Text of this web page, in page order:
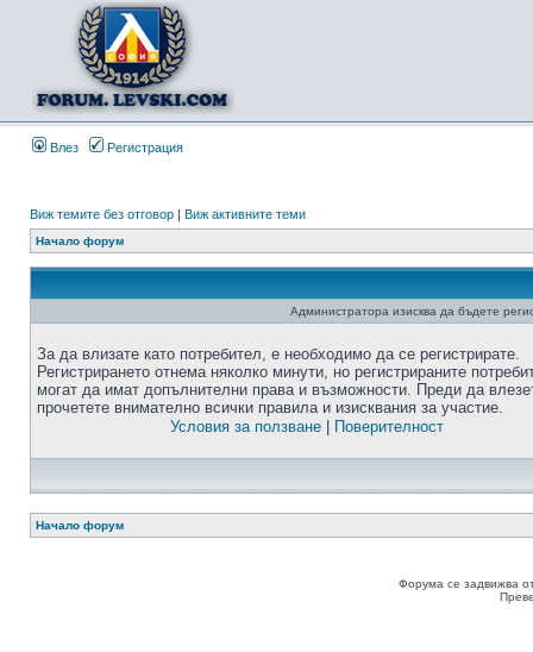
Влез Регистрация
Виж темите без отговор | Виж активните теми
Начало форум
Администратора изисква да бъдете
За да влизате като потребител, е необходимо да се регистрирате.
Регистрирането отнема няколко минути, но регистрираните
могат да имат допълнителни права и възможности. Преди да
прочетете внимателно всички правила и изисквания за участие.
Условия за ползване| Поверителност
Начало форум
Форума се задвижва